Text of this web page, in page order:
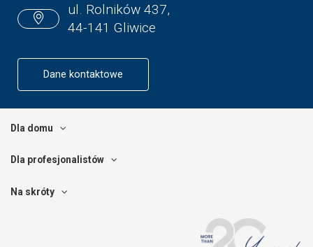
ul. Rolników 437,
44-141 Gliwice
Dane kontaktowe
Dla domu
Dla profesjonalistów
Na skróty